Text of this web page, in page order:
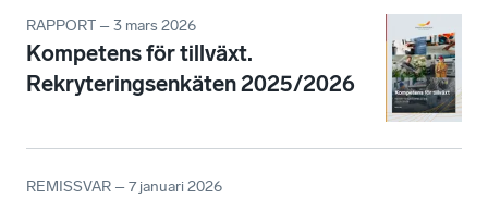
RAPPORT – 3 mars 2026
Kompetens för tillväxt.
Rekryteringsenkäten 2025/2026
REMISSVAR – 7 januari 2026